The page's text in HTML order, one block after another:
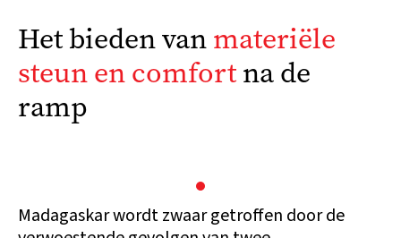
Het bieden vanmateriële
steun en comfortna de
ramp
Madagaskar wordt zwaar getroffen door de